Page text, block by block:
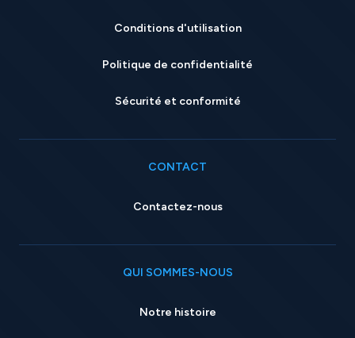
Conditions d'utilisation
Politique de confidentialité
Sécurité et conformité
CONTACT
Contactez-nous
QUI SOMMES-NOUS
Notre histoire